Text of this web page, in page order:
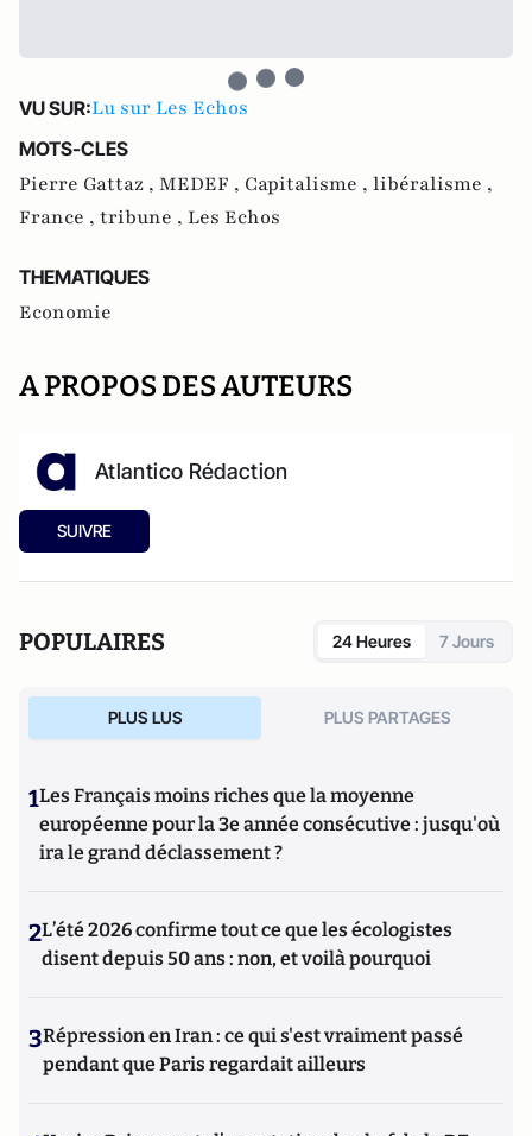
VU SUR:Lu sur Les Echos
MOTS-CLES
Pierre Gattaz , MEDEF , Capitalisme , libéralisme ,
France , tribune , Les Echos
THEMATIQUES
Economie
A PROPOS DES AUTEURS
Atlantico Rédaction
SUIVRE
POPULAIRES 24 Heures 7 Jours
PLUS LUS PLUS PARTAGES
1Les Français moins riches que la moyenne
européenne pour la 3e année consécutive : jusqu'où
ira le grand déclassement ?
2L’été 2026 confirme tout ce que les écologistes
disent depuis 50 ans : non, et voilà pourquoi
3Répression en Iran : ce qui s'est vraiment passé
pendant que Paris regardait ailleurs